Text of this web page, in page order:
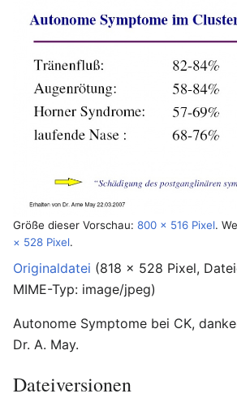
Größe dieser Vorschau: 800 × 516 Pixel.
× 528 Pixel.
Originaldatei (818 × 528 Pixel,
MIME-Typ: image/jpeg)
Autonome Symptome bei CK,
Dr. A. May.
Dateiversionen